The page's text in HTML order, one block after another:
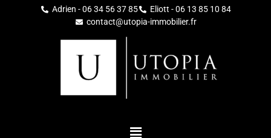
Adrien - 06 34 56 37 85
Eliott - 06 13 85 10 84
contact@utopia-immobilier.fr